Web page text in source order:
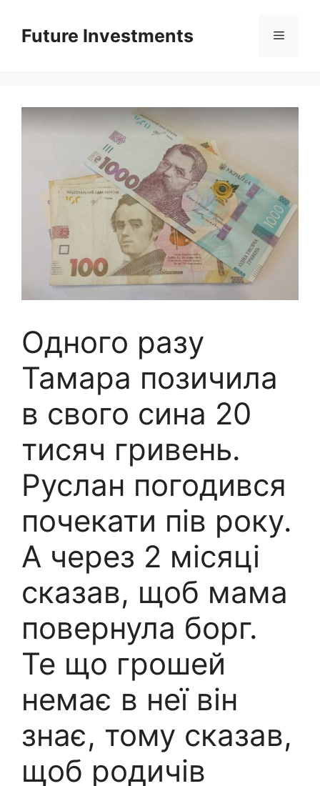
вмістуFuture Investments Меню
Одного разу
Тамара позичила
в свого сина 20
тисяч гривень.
Руслан погодився
почекати пів року.
А через 2 місяці
сказав, щоб мама
повернула борг.
Те що грошей
немає в неї він
знає, тому сказав,
щоб родичів